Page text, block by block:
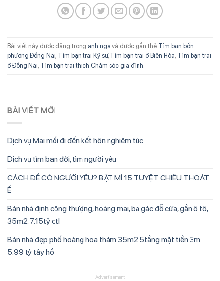
Bài viết này được đăng trong anh nga và được gắn thẻ Tìm bạn bốn
phương Đồng Nai Tìm bạn trai Kỹ sư, Tìm bạn trai ở Biên Hòa Tìm bạn trai
ở Đồng Nai Tìm bạn trai thích Chăm sóc gia đình
BÀI VIẾT MỚI
Dịch vụ Mai mối đi đến kết hôn nghiêm túc
Dịch vụ tìm bạn đời, tìm người yêu
CÁCH ĐỂ CÓ NGƯỜI YÊU? BẬT MÍ 15 TUYỆT CHIÊU THOÁT
Ế
Bán nhà định công thượng, hoàng mai, ba gác đỗ cửa, gần ô tô,
35m2, 7.15tỷ ctl
Bán nhà đẹp phố hoàng hoa thám 35m2 5tầng mặt tiền 3m
5.99 tỷ tây hồ
Advertisement